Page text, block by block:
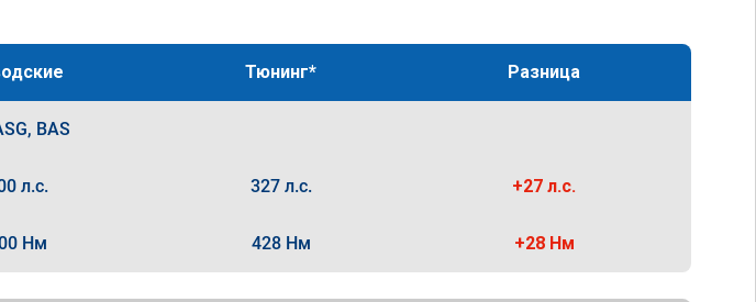
Тюнинг* Разница
BAS
л.с. 327 л.с. +27 л.с.
Нм 428 Нм +28 Нм